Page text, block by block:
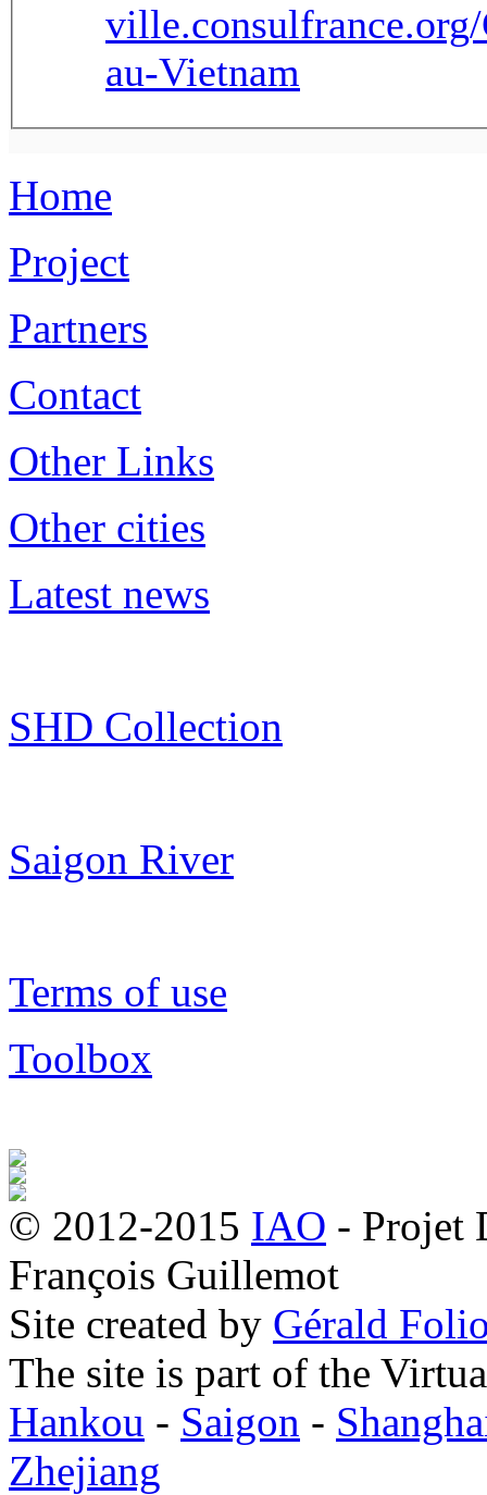
au-Vietnam
Home
Project
Partners
Contact
Other Links
Other cities
Latest news
SHD Collection
Saigon River
Terms of use
Toolbox
© 2012-2015 IAO - Projet
François Guillemot
Site created by Gérald
The site is part of the
Hankou - Saigon -
Zhejiang